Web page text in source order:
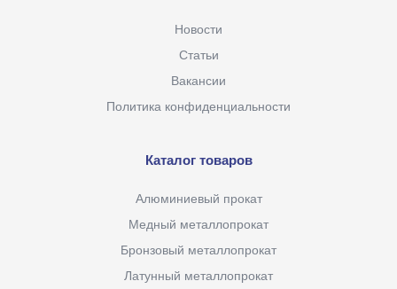
Новости
Статьи
Вакансии
Политика конфиденциальности
Каталог товаров
Алюминиевый прокат
Медный металлопрокат
Бронзовый металлопрокат
Латунный металлопрокат